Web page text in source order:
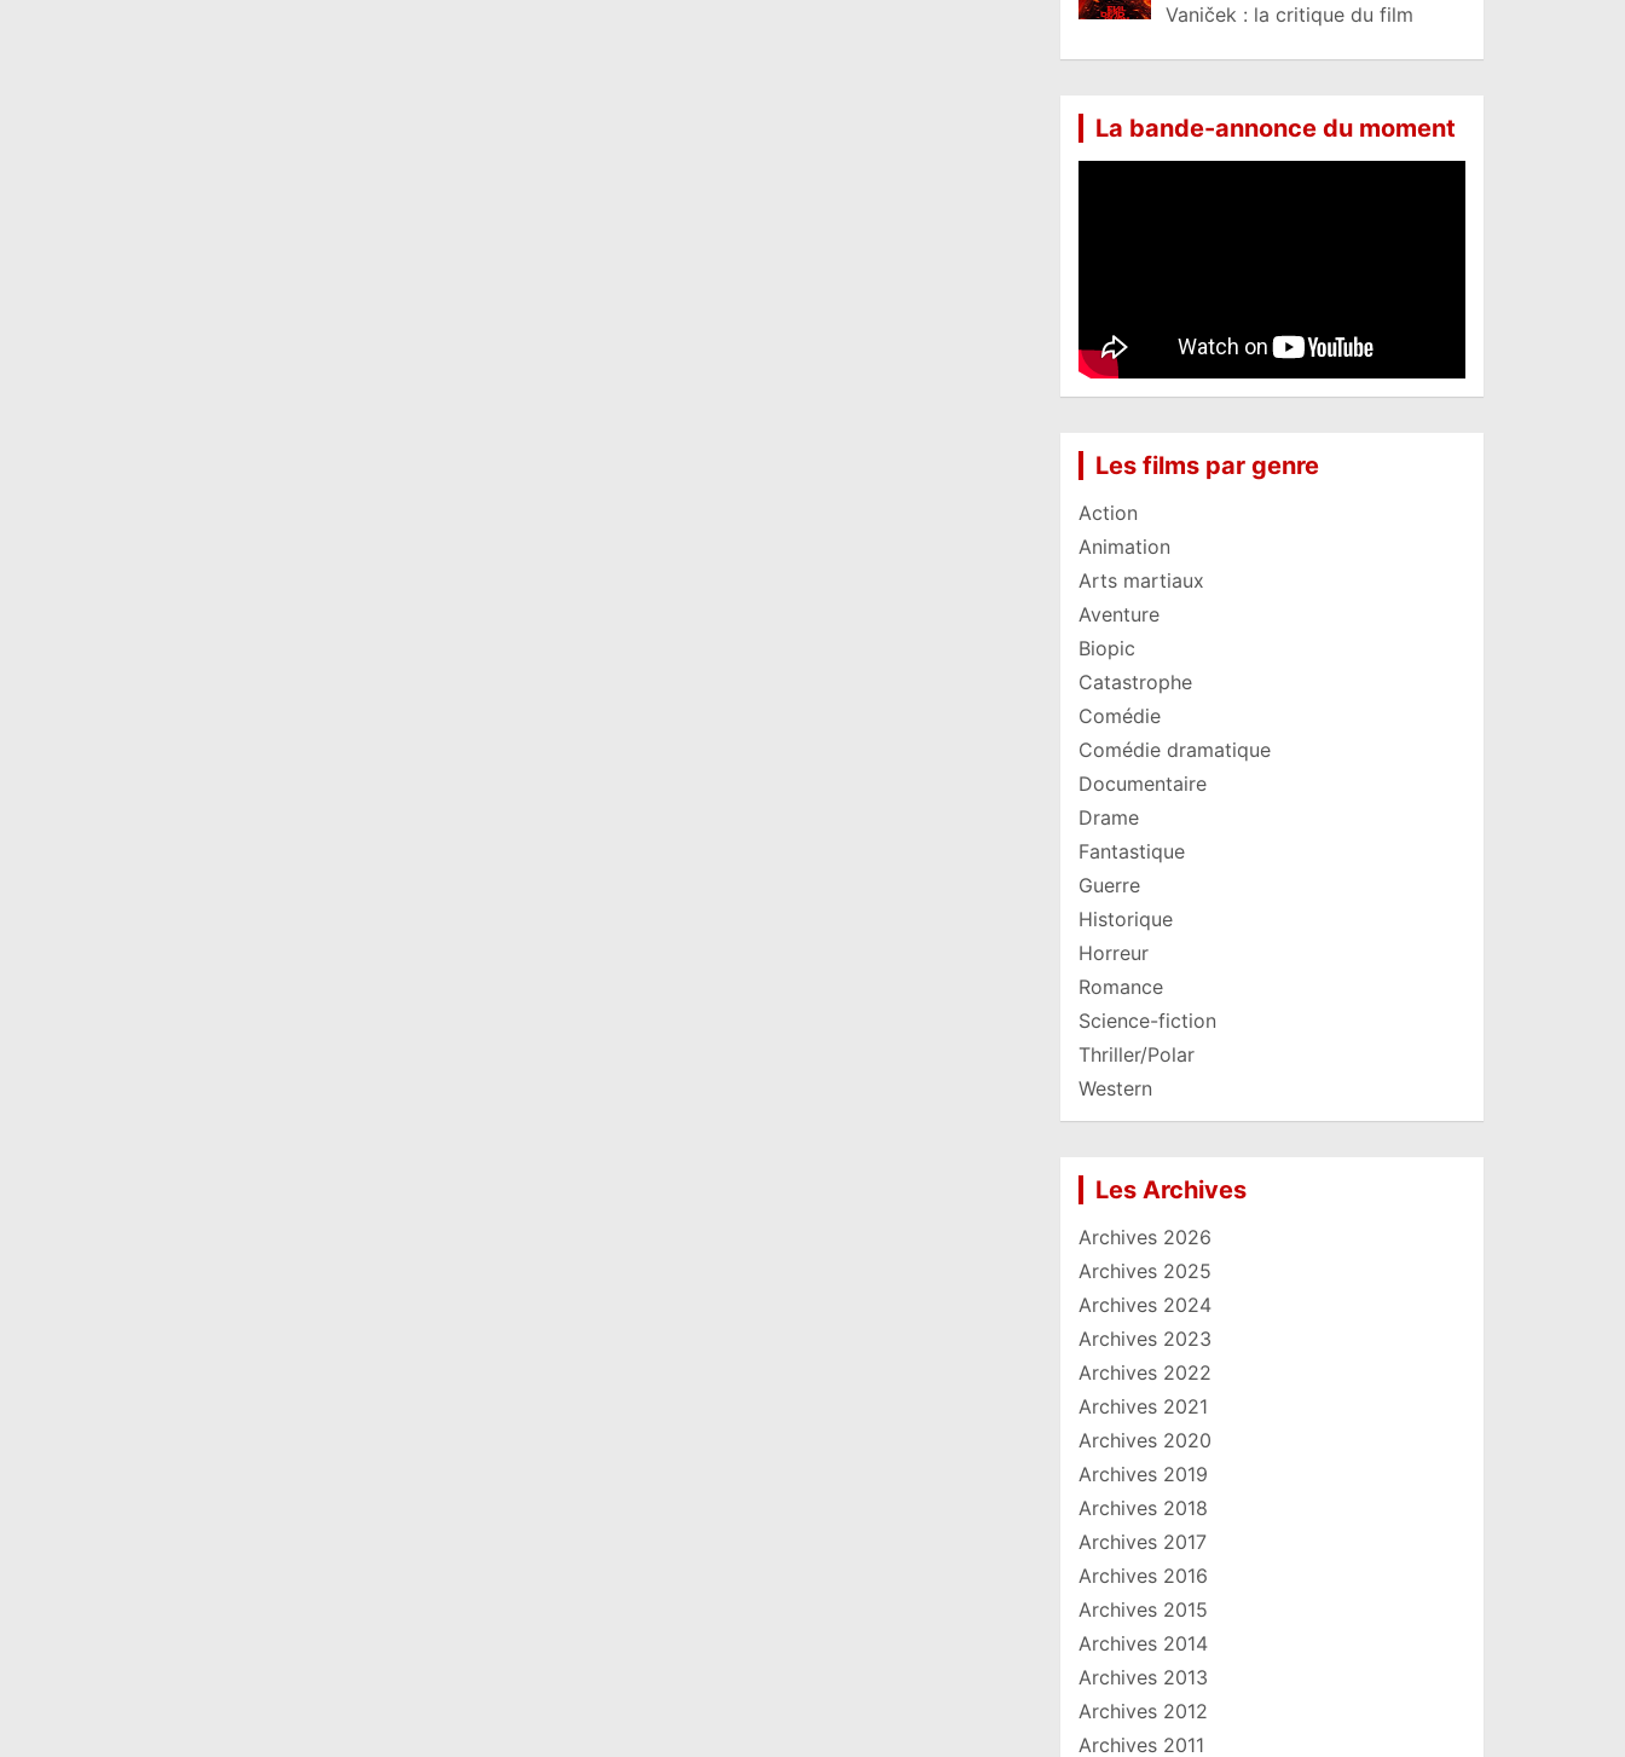
Vaniček : la critique du film
La bande-annonce du moment
Les films par genre
Action
Animation
Arts martiaux
Aventure
Biopic
Catastrophe
Comédie
Comédie dramatique
Documentaire
Drame
Fantastique
Guerre
Historique
Horreur
Romance
Science-fiction
Thriller/Polar
Western
Les Archives
Archives 2026
Archives 2025
Archives 2024
Archives 2023
Archives 2022
Archives 2021
Archives 2020
Archives 2019
Archives 2018
Archives 2017
Archives 2016
Archives 2015
Archives 2014
Archives 2013
Archives 2012
Archives 2011